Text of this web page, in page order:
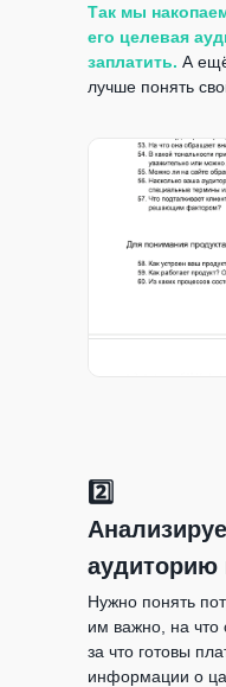
Так мы
его целевая
заплатить. А
лучше понять
2️⃣
аудиторию
Нужно понять
им важно, на
за что готовы
информации о